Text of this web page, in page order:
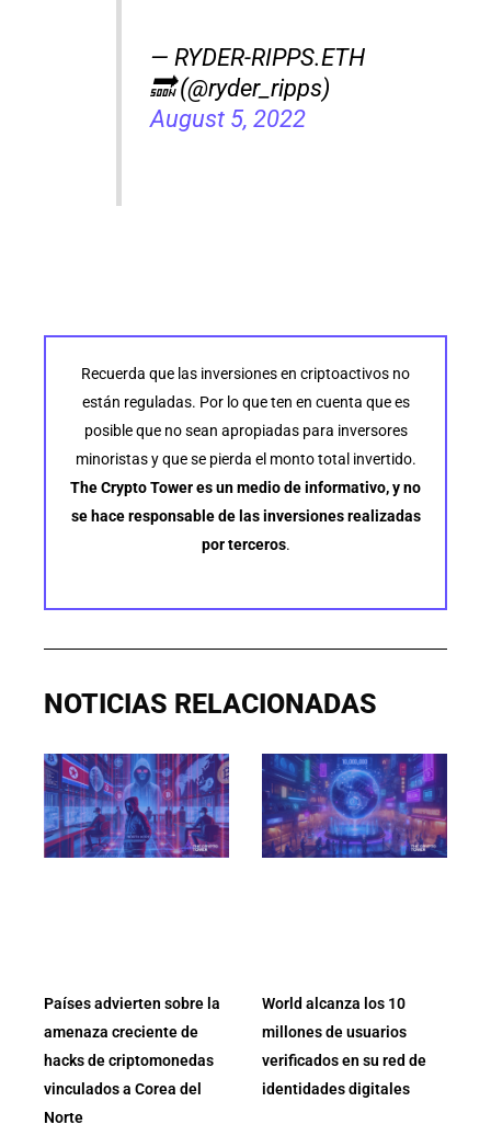
— RYDER-RIPPS.ETH
🔜 (@ryder_ripps)
August 5, 2022
Recuerda que las inversiones en criptoactivos no
están reguladas. Por lo que ten en cuenta que es
posible que no sean apropiadas para inversores
minoristas y que se pierda el monto total invertido.
The Crypto Tower es un medio de informativo, y no
se hace responsable de las inversiones realizadas
por terceros.
NOTICIAS RELACIONADAS
Países advierten sobre la
amenaza creciente de
hacks de criptomonedas
vinculados a Corea del
Norte
World alcanza los 10
millones de usuarios
verificados en su red de
identidades digitales